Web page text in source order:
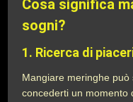
Cosa significa
sogni?
1. Ricerca di
Mangiare meringhe
concederti un momento